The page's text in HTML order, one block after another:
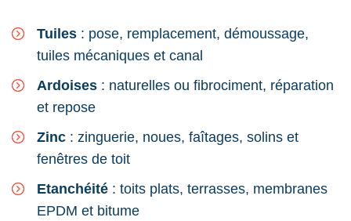
Tuiles : pose, remplacement, démoussage,
tuiles mécaniques et canal
Ardoises : naturelles ou fibrociment, réparation
et repose
Zinc : zinguerie, noues, faîtages, solins et
fenêtres de toit
Etanchéité : toits plats, terrasses, membranes
EPDM et bitume